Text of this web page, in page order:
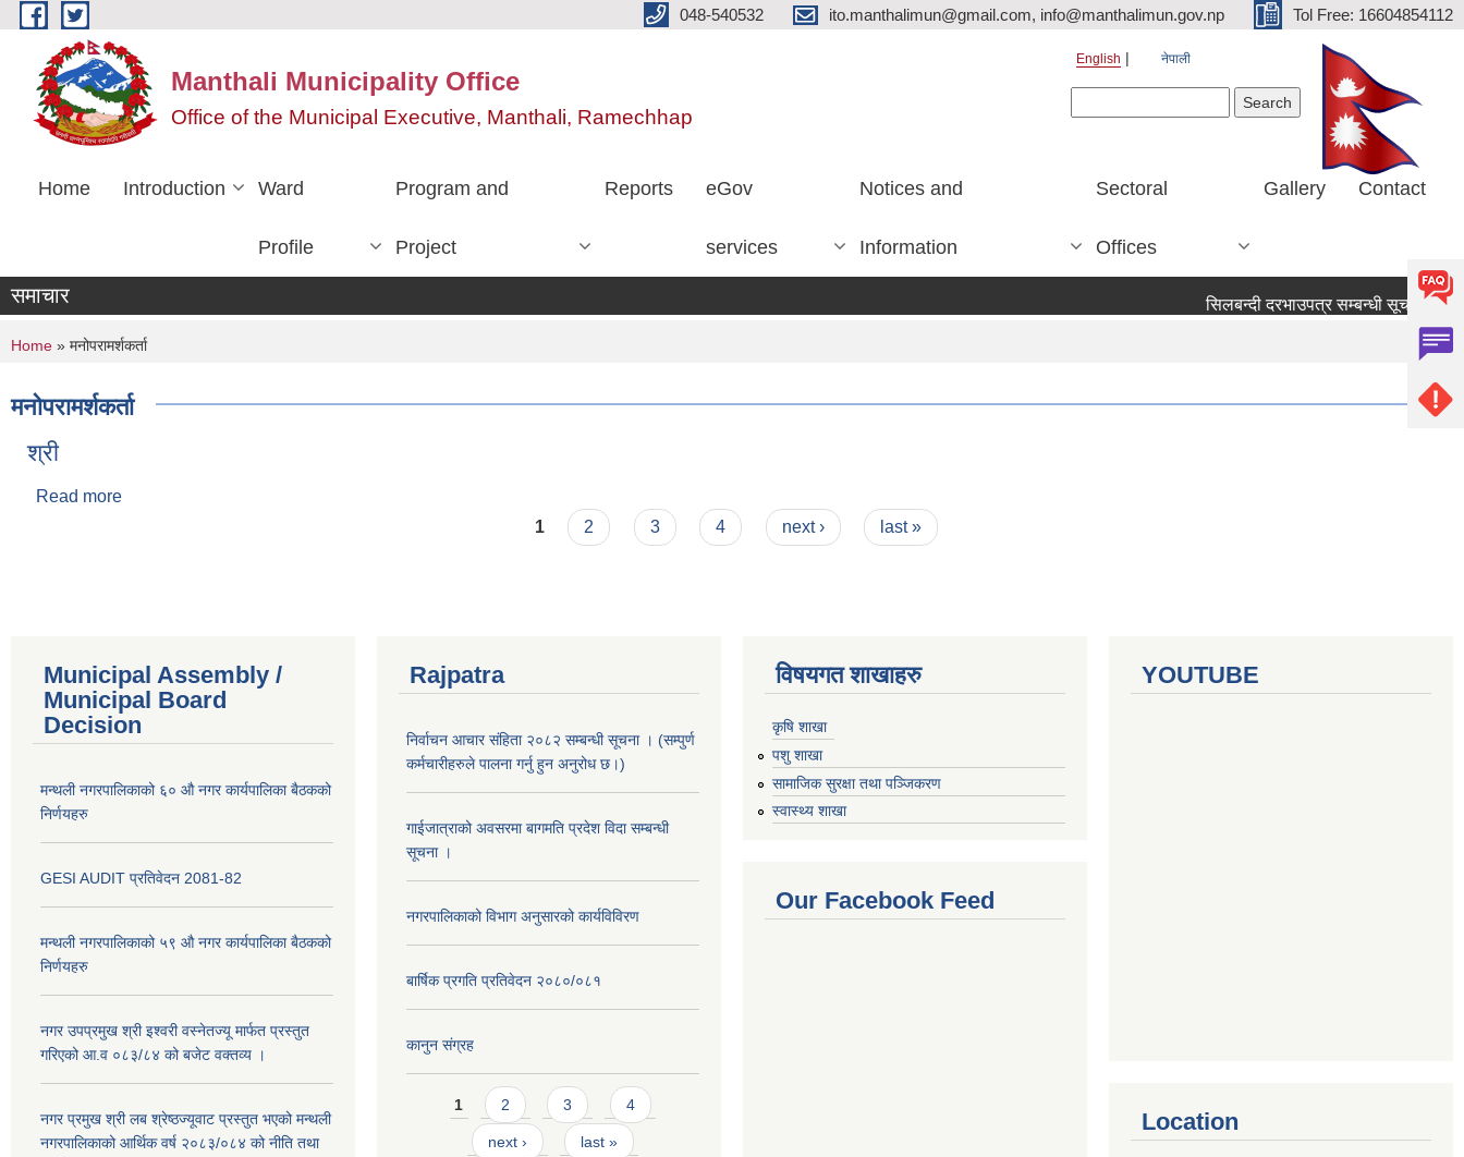
Skip to main content 048-540532 ito.manthalimun@gmail.com, info@manthalimun.gov.np Tol Free: 16604854112
Manthali Municipality Office
Office of the Municipal Executive, Manthali, Ramechhap
English नेपाली
Home Introduction Ward
Profile
Program and
Project
Reports eGov
services
Notices and
Information
Sectoral
Offices
Gallery Contact
समाचार सिलबन्दी दरभाउपत्र सम्बन्धी सूचना ।
You are here
Home » मनोपरामर्शकर्ता
मनोपरामर्शकर्ता
श्री
Read more
1 2 3 4 next › last »
Municipal Assembly /
Municipal Board
Decision
मन्थली नगरपालिकाको ६० औ नगर कार्यपालिका बैठकको
निर्णयहरु
GESI AUDIT प्रतिवेदन 2081-82
मन्थली नगरपालिकाको ५९ औ नगर कार्यपालिका बैठकको
निर्णयहरु
नगर उपप्रमुख श्री इश्वरी वस्नेतज्यू मार्फत प्रस्तुत
गरिएको आ.व ०८३/८४ को बजेट वक्तव्य ।
नगर प्रमुख श्री लब श्रेष्ठज्यूवाट प्रस्तुत भएको मन्थली
नगरपालिकाको आर्थिक वर्ष २०८३/०८४ को नीति तथा
Rajpatra
निर्वाचन आचार संहिता २०८२ सम्बन्धी सूचना । (सम्पुर्ण
कर्मचारीहरुले पालना गर्नु हुन अनुरोध छ।)
गाईजात्राको अवसरमा बागमति प्रदेश विदा सम्बन्धी
सूचना ।
नगरपालिकाको विभाग अनुसारको कार्यविविरण
बार्षिक प्रगति प्रतिवेदन २०८०/०८१
कानुन संग्रह
Pages
1 2 3 4
next › last »
विषयगत शाखाहरु
कृषि शाखा
पशु शाखा
सामाजिक सुरक्षा तथा पञ्जिकरण
स्वास्थ्य शाखा
Our Facebook Feed
YOUTUBE
Location